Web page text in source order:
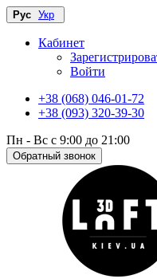
Рус Укр
Кабинет
Войти
+38 (068) 046-01-72
+38 (093) 320-39-30
Пн - Вс с 9:00 до 21:00
Обратный звонок